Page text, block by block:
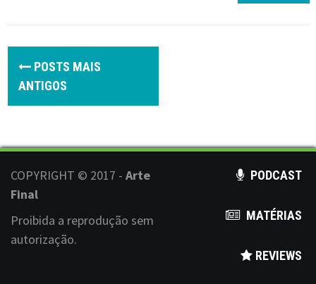
P
o
s
t
s
n
a
v
POSTS MAIS
ANTIGOS
COPYRIGHT © 2017 - Arte
Final
Proibida a reprodução sem
autorização.
PODCAST
MATÉRIAS
REVIEWS